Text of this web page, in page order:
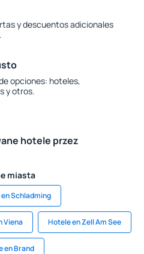
y descuentos adicionales
opciones: hoteles,
y otros.
hotele przez
miasta
Schladming
Viena Hotele en Zell Am See
en Brand